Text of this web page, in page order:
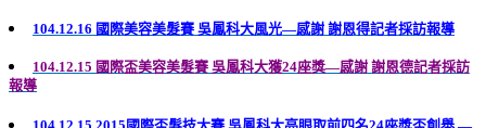
104.12.16 國際美容美髮賽 吳鳳科大風光—感謝 謝恩得記者採訪報導
104.12.15 國際盃美容美髮賽 吳鳳科大獲24座獎—感謝 謝恩德記者採訪
報導